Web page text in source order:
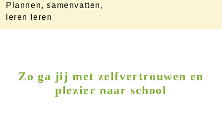
Plannen, samenvatten,
leren leren
Zo ga jij met zelfvertrouwen en
plezier naar school